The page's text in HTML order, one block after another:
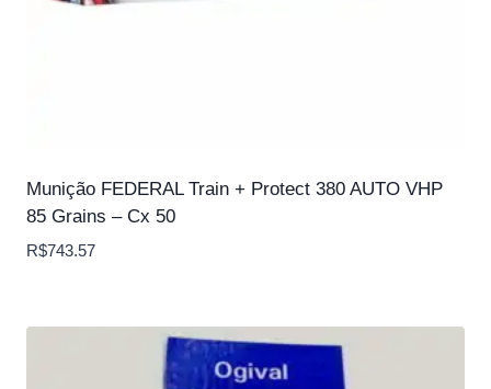
Munição FEDERAL Train + Protect 380 AUTO VHP
85 Grains – Cx 50
R$743.57